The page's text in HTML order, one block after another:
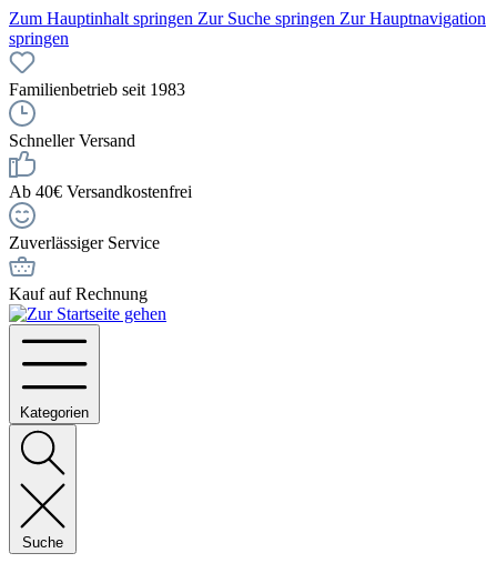
Zum Hauptinhalt springen Zur Suche springen Zur Hauptnavigation
springen
Familienbetrieb seit 1983
Schneller Versand
Ab 40€ Versandkostenfrei
Zuverlässiger Service
Kauf auf Rechnung
Kategorien
Suche